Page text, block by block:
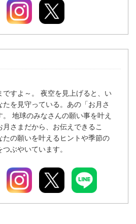
ですよ～。 夜空を見上げると、い
たを見守っている。あの「お月さ
。 地球のみなさんの願い事を叶え
月さまだから、お伝えできるこ
たの願いを叶えるヒントや季節の
つぶやいています。